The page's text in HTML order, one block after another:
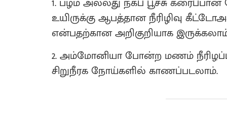
உயிருக்கு ஆபத்தான நீரிழிவு
என்பதற்கான அறிகுறியாக
2. அம்மோனியா போன்ற மணம்
சிறுநீரக நோய்களில் காணப்படலாம்.